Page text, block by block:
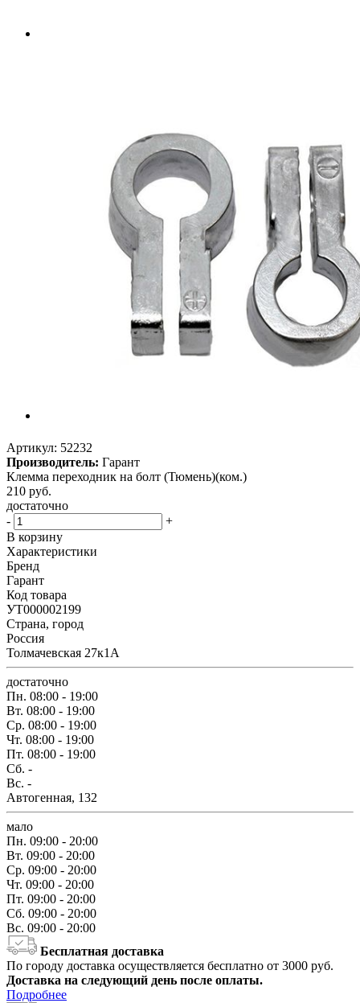
Артикул: 52232
Производитель: Гарант
Клемма переходник на болт (Тюмень)(ком.)
210 руб.
достаточно
-
+
В корзину
Характеристики
Бренд
Гарант
Код товара
УТ000002199
Страна, город
Россия
Толмачевская 27к1А
достаточно
Пн. 08:00 - 19:00
Вт. 08:00 - 19:00
Ср. 08:00 - 19:00
Чт. 08:00 - 19:00
Пт. 08:00 - 19:00
Сб. -
Вс. -
Автогенная, 132
мало
Пн. 09:00 - 20:00
Вт. 09:00 - 20:00
Ср. 09:00 - 20:00
Чт. 09:00 - 20:00
Пт. 09:00 - 20:00
Сб. 09:00 - 20:00
Вс. 09:00 - 20:00
Бесплатная доставка
По городу доставка осуществляется бесплатно от 3000 руб.
Доставка на следующий день после оплаты.
Подробнее